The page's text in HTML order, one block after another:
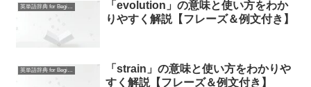
英単語辞典 for Beginners
「evolution」の意味と使い方をわか
りやすく解説【フレーズ＆例文付き】
英単語辞典 for Beginners
「strain」の意味と使い方をわかりや
すく解説【フレーズ＆例文付き】